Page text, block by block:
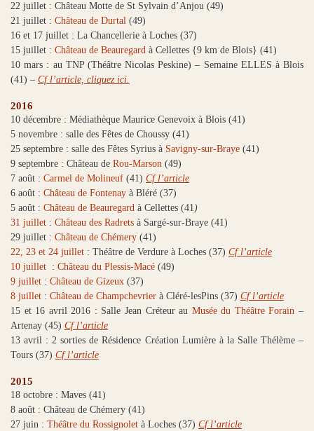
22 juillet : Château Motte de St Sylvain d’Anjou (49)
21 juillet : Château de Durtal (49)
16 et 17 juillet : La Chancellerie à Loches (37)
15 juillet : Château de Beauregard à Cellettes {9 km de Blois} (41)
10 mars : au TNP (Théâtre Nicolas Peskine) – Semaine ELLES à Blois
(41) – Cf l’article, cliquez ici.
2016
10 décembre : Médiathèque Maurice Genevoix à Blois (41)
5 novembre : salle des Fêtes de Choussy (41)
25 septembre : salle des Fêtes Syrius à Savigny-sur-Braye (41)
9 septembre : Château de Rou-Marson (49)
7 août : Carmel de Molineuf (41) Cf l’article
6 août : Château de Fontenay à Bléré (37)
5 août : Château de Beauregard à Cellettes (41)
31 juillet : Château des Radrets à Sargé-sur-Braye (41)
29 juillet : Château de Chémery (41)
22, 23 et 24 juillet : Théâtre de Verdure à Loches (37) Cf l’article
10 juillet : Château du Plessis-Macé (49)
9 juillet : Château de Gizeux (37)
8 juillet : Château de Champchevrier à Cléré-lesPins (37) Cf l’article
15 et 16 avril 2016 : Salle Jean Créteur au Musée du Théâtre Forain –
Artenay (45) Cf l’article
13 avril : 2 sorties de Résidence Création Lumière à la Salle Thélème –
Tours (37) Cf l’article
2015
18 octobre : Maves (41)
8 août : Château de Chémery (41)
27 juin : Théâtre du Rossignolet à Loches (37) Cf l’article